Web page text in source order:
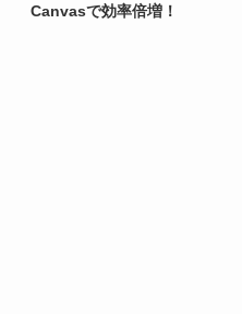
Canvasで効率倍増！